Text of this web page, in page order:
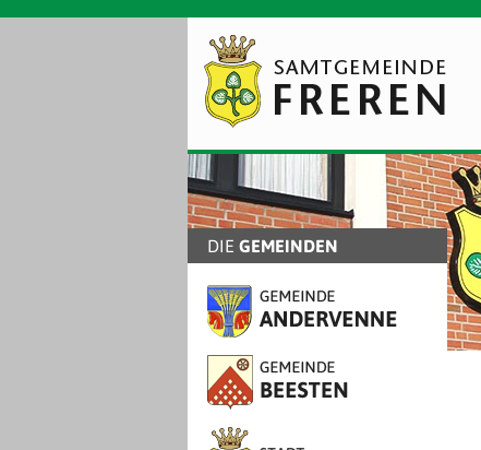
DIE GEMEINDEN